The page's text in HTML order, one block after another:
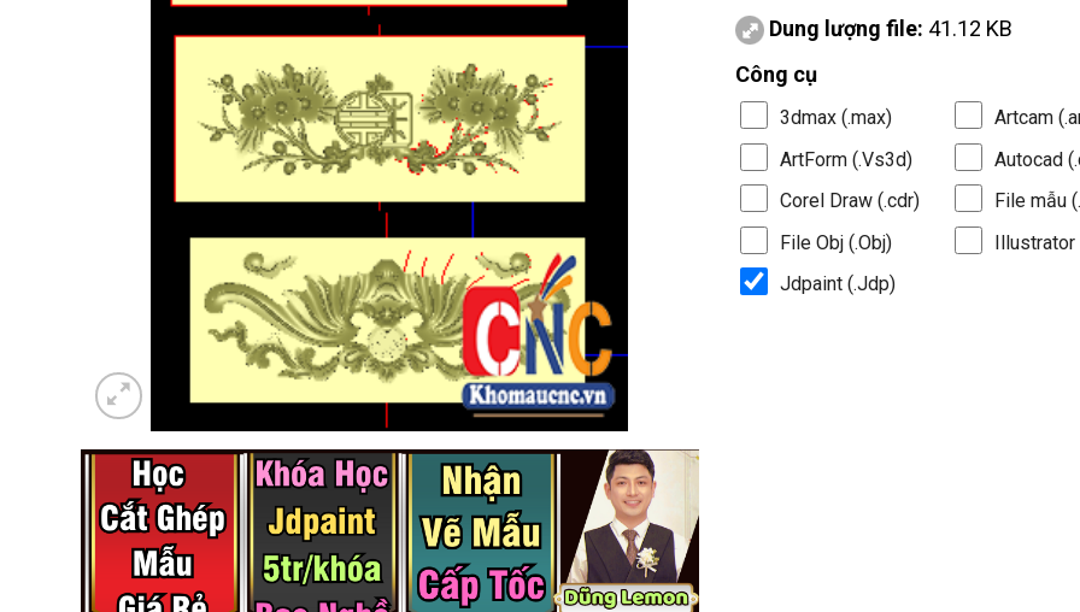
Dung lượng file: 41.12 KB
Công cụ
3dmax (.max)
Artcam
ArtForm (.Vs3d)
Autocad
Corel Draw (.cdr)
File mẫu
File Obj (.Obj)
Illustrator
Jdpaint (.Jdp)